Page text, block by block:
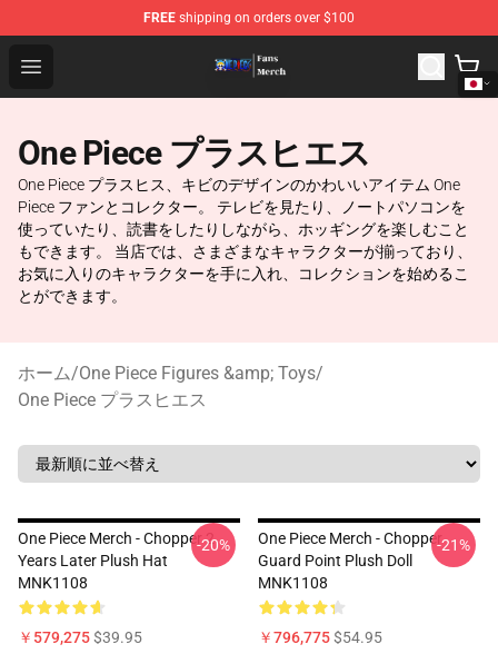
FREE shipping on orders over $100
Open menu
One Piece Store - Official One Piece Merchandise Shop
One Piece プラスヒエス
One Piece プラスヒス、キビのデザインのかわいいアイテム One
Piece ファンとコレクター。 テレビを見たり、ノートパソコンを
使っていたり、読書をしたりしながら、ホッギングを楽しむこと
もできます。 当店では、さまざまなキャラクターが揃っており、
お気に入りのキャラクターを手に入れ、コレクションを始めるこ
とができます。
ホーム/One Piece Figures &amp; Toys/
One Piece プラスヒエス
One Piece Merch - Chopper 2
Years Later Plush Hat
MNK1108
￥579,275$39.95
-20%
One Piece Merch - Chopper
Guard Point Plush Doll
MNK1108
￥796,775$54.95
-21%